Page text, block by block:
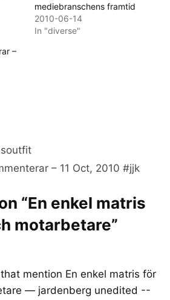
mediebranschens framtid
2010-06-14
In "diverse"
–
– 11 Oct, 2010 #jjk
“En enkel matris
motarbetare”
mention En enkel matris för
— jardenberg unedited --